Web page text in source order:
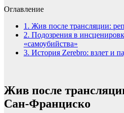
Оглавление
1. Жив после трансляции:
2. Подозрения в
«самоубийства»
3. История Zerebro: взлет и
Жив после
Сан-Франциско